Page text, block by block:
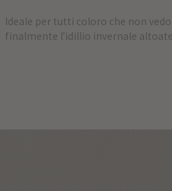
Ideale per tutti coloro che non
finalmente l'idillio invernale